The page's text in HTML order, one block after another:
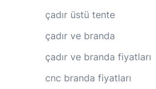
çadır üstü tente
çadır ve branda
çadır ve branda fiyatları
cnc branda fiyatları